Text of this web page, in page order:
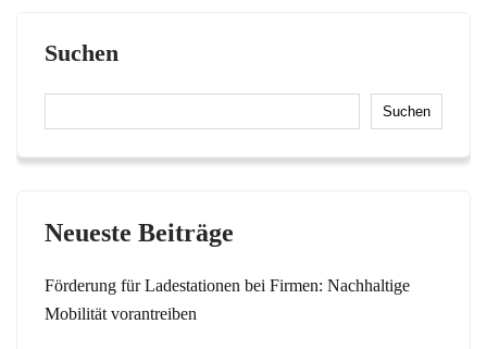
Suchen
Suchen
Neueste Beiträge
Förderung für Ladestationen bei Firmen: Nachhaltige
Mobilität vorantreiben